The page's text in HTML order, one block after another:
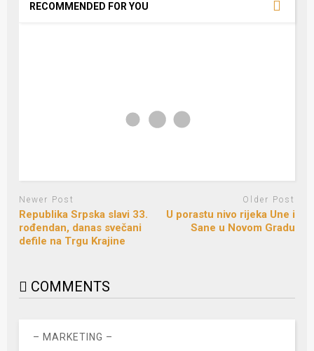
RECOMMENDED FOR YOU
Newer Post
Republika Srpska slavi 33.
rođendan, danas svečani
defile na Trgu Krajine
Older Post
U porastu nivo rijeka Une i
Sane u Novom Gradu
COMMENTS
– MARKETING –